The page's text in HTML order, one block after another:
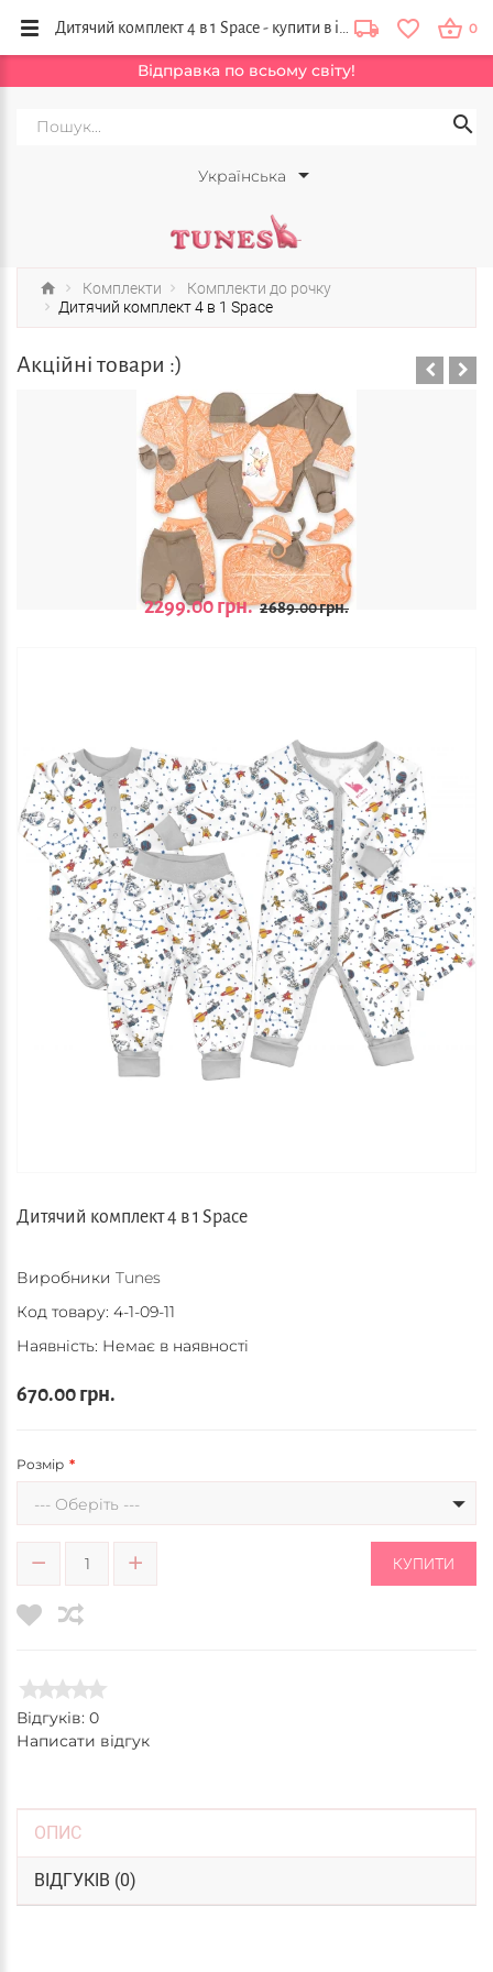
Відправка по всьому світу!
Українська
0
Комплекти
Комплекти до рочку
Дитячий комплект 4 в 1 Space
Акційні товари :)
2299.00 грн. 2689.00 грн.
Дитячий комплект 4 в 1 Space
Виробники Tunes
Код товару: 4-1-09-11
Наявність: Немає в наявності
670.00 грн.
Розмір
--- Оберіть ---
КУПИТИ
Відгуків: 0
Написати відгук
ОПИС
ВІДГУКІВ (0)